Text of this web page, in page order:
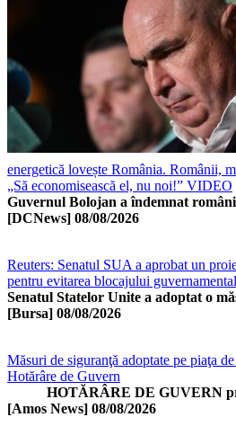
energetică lovește România. Românii,
„Să economisească el, nu noi!” VIDEO
Guvernul Bolojan a îndemnat
[DCNews] 08/08/2026
Reuters: Senatul SUA a aprobat un
pentru evitarea blocajului
Senatul Statelor Unite a adoptat o
[Bursa] 08/08/2026
Măsuri de siguranţă adoptate pe piaţa
Hotărâre de Guvern
HOTĂRÂRE DE GUVERN
[Amos News] 08/08/2026